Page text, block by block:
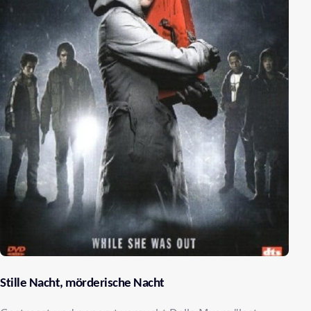
Stille Nacht, mörderische Nacht